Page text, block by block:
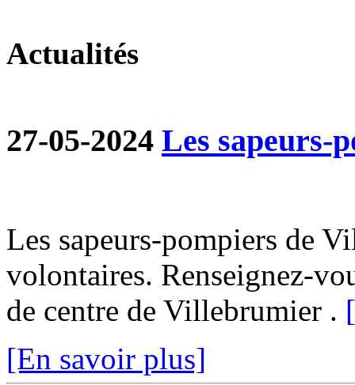
Actualités
27-05-2024 Les sapeurs-
Les sapeurs-pompiers de
volontaires. Renseignez-
de centre de Villebrumier .
[En savoir plus]